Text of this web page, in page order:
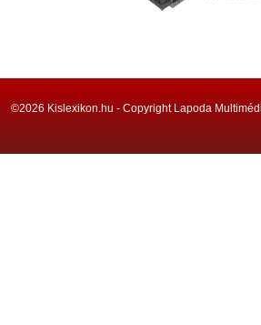
©2026 Kislexikon.hu - Copyright Lapoda